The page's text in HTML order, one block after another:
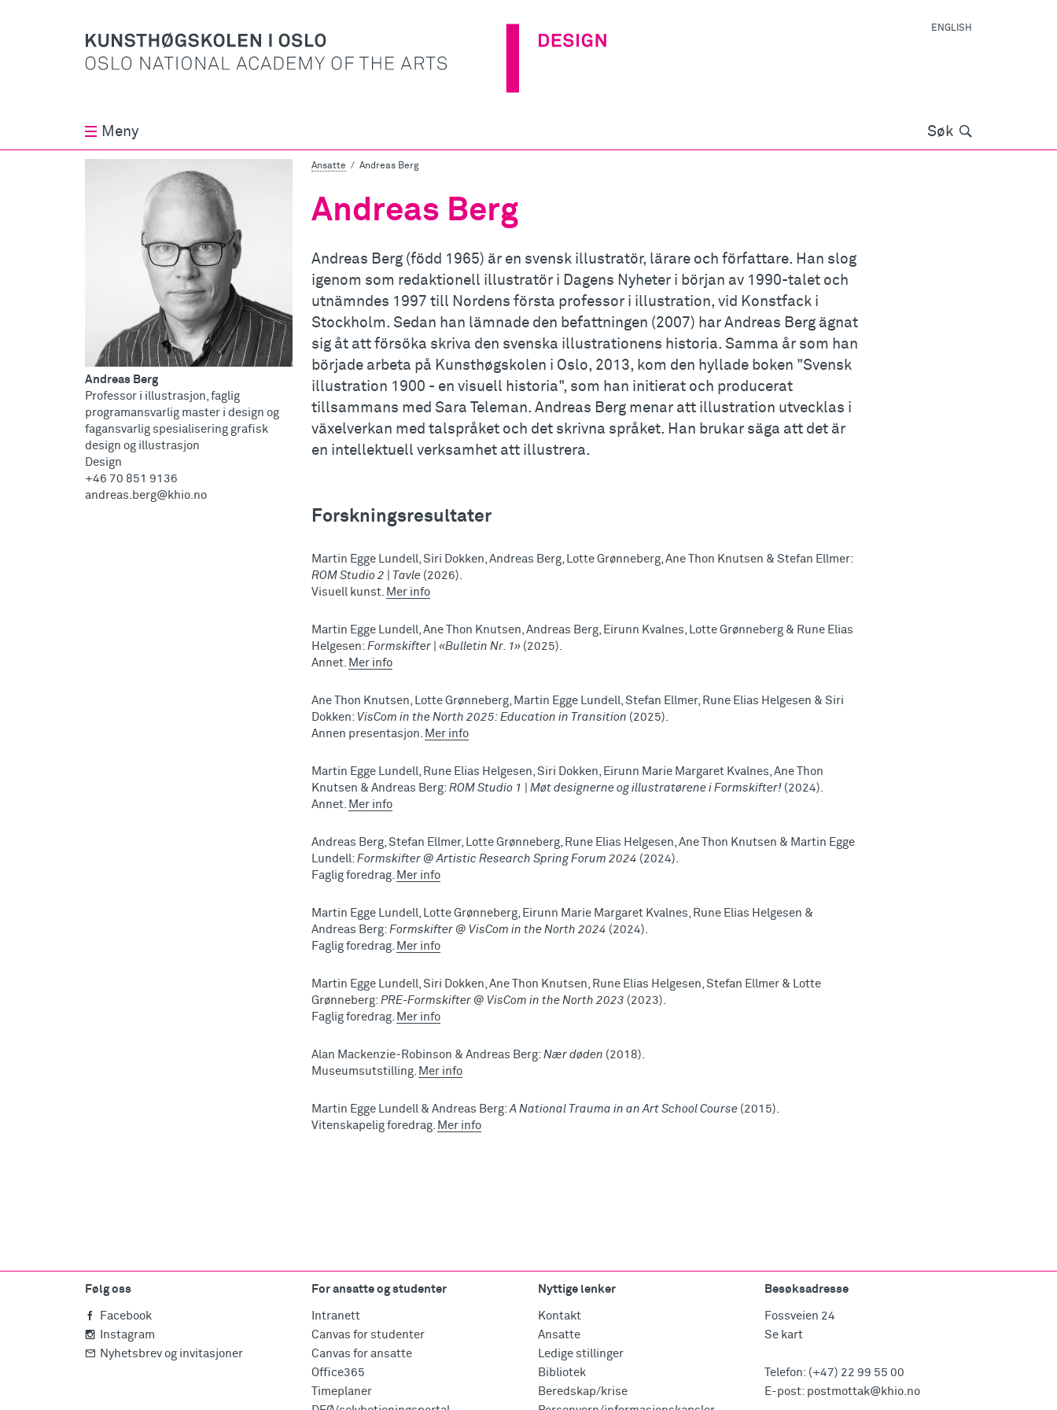
ENGLISH
Meny Søk Søk
Andreas Berg
Professor i illustrasjon, faglig
programansvarlig master i design og
fagansvarlig spesialisering grafisk
design og illustrasjon
Design
+46 70 851 9136
andreas.berg@khio.no
Ansatte Andreas Berg
Andreas Berg
Andreas Berg (född 1965) är en svensk illustratör, lärare och författare. Han slog
igenom som redaktionell illustratör i Dagens Nyheter i början av 1990-talet och
utnämndes 1997 till Nordens första professor i illustration, vid Konstfack i
Stockholm. Sedan han lämnade den befattningen (2007) har Andreas Berg ägnat
sig åt att försöka skriva den svenska illustrationens historia. Samma år som han
började arbeta på Kunsthøgskolen i Oslo, 2013, kom den hyllade boken "Svensk
illustration 1900 - en visuell historia", som han initierat och producerat
tillsammans med Sara Teleman. Andreas Berg menar att illustration utvecklas i
växelverkan med talspråket och det skrivna språket. Han brukar säga att det är
en intellektuell verksamhet att illustrera.
Forskningsresultater
Martin Egge Lundell, Siri Dokken, Andreas Berg, Lotte Grønneberg, Ane Thon Knutsen & Stefan Ellmer:
ROM Studio 2 | Tavle (2026).
Visuell kunst. Mer info
Martin Egge Lundell, Ane Thon Knutsen, Andreas Berg, Eirunn Kvalnes, Lotte Grønneberg & Rune Elias
Helgesen: Formskifter | «Bulletin Nr. 1» (2025).
Annet. Mer info
Ane Thon Knutsen, Lotte Grønneberg, Martin Egge Lundell, Stefan Ellmer, Rune Elias Helgesen & Siri
Dokken: VisCom in the North 2025: Education in Transition (2025).
Annen presentasjon. Mer info
Martin Egge Lundell, Rune Elias Helgesen, Siri Dokken, Eirunn Marie Margaret Kvalnes, Ane Thon
Knutsen & Andreas Berg: ROM Studio 1 | Møt designerne og illustratørene i Formskifter! (2024).
Annet. Mer info
Andreas Berg, Stefan Ellmer, Lotte Grønneberg, Rune Elias Helgesen, Ane Thon Knutsen & Martin Egge
Lundell: Formskifter @ Artistic Research Spring Forum 2024 (2024).
Faglig foredrag. Mer info
Martin Egge Lundell, Lotte Grønneberg, Eirunn Marie Margaret Kvalnes, Rune Elias Helgesen &
Andreas Berg: Formskifter @ VisCom in the North 2024 (2024).
Faglig foredrag. Mer info
Martin Egge Lundell, Siri Dokken, Ane Thon Knutsen, Rune Elias Helgesen, Stefan Ellmer & Lotte
Grønneberg: PRE-Formskifter @ VisCom in the North 2023 (2023).
Faglig foredrag. Mer info
Alan Mackenzie-Robinson & Andreas Berg: Nær døden (2018).
Museumsutstilling. Mer info
Martin Egge Lundell & Andreas Berg:A National Trauma in an Art School Course (2015).
Vitenskapelig foredrag. Mer info
Følg oss
Facebook
Instagram
Nyhetsbrev og invitasjoner
For ansatte og studenter
Intranett
Canvas for studenter
Canvas for ansatte
Office365
Timeplaner
Nyttige lenker
Kontakt
Ansatte
Ledige stillinger
Bibliotek
Beredskap/krise
Besøksadresse
Fossveien 24
Se kart
Telefon: (+47) 22 99 55 00
E-post: postmottak@khio.no